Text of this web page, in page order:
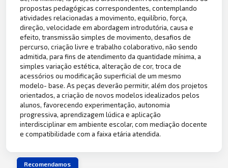
propostas pedagógicas correspondentes, contemplando
atividades relacionadas a movimento, equilíbrio, força,
direção, velocidade em abordagem introdutória, causa e
efeito, transmissão simples de movimento, desafios de
percurso, criação livre e trabalho colaborativo, não sendo
admitida, para fins de atendimento da quantidade mínima, a
simples variação estética, alteração de cor, troca de
acessórios ou modificação superficial de um mesmo
modelo- base. As peças deverão permitir, além dos projetos
orientados, a criação de novos modelos idealizados pelos
alunos, favorecendo experimentação, autonomia
progressiva, aprendizagem lúdica e aplicação
interdisciplinar em ambiente escolar, com mediação docente
e compatibilidade com a faixa etária atendida.
Recomendamos